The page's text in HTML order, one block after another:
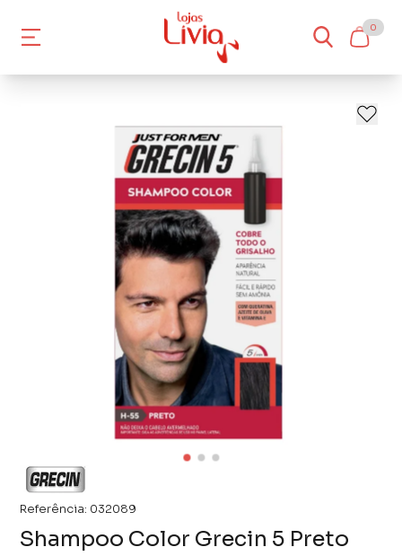
0
- 19%
Referência: 032089
Shampoo Color Grecin 5 Preto